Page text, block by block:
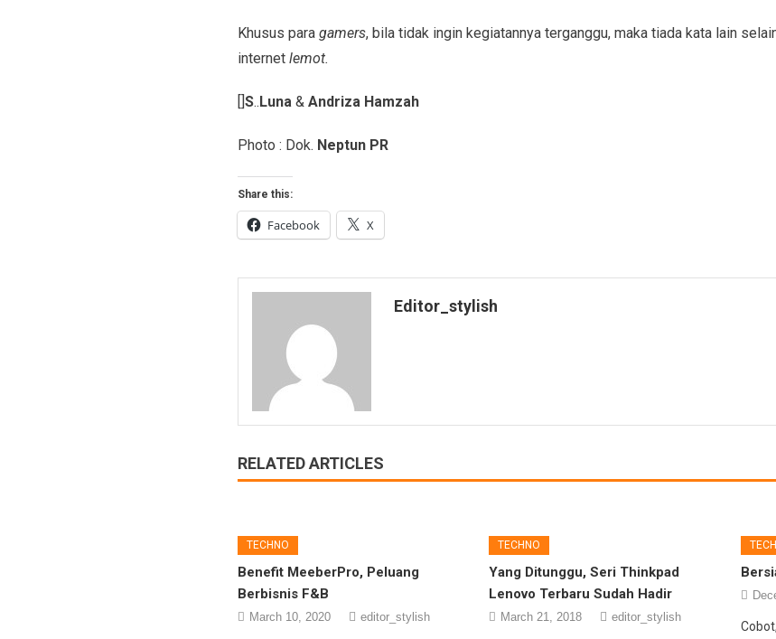
Khusus para gamers, bila tidak ingin kegiatannya terganggu, maka tiada kata lain
internet lemot.
[]S..Luna & Andriza Hamzah
Photo : Dok. Neptun PR
Share this:
Facebook X
Editor_stylish
RELATED ARTICLES
TECHNO
Benefit MeeberPro, Peluang
Berbisnis F&B
March 10, 2020 editor_stylish
TECHNO
Yang Ditunggu, Seri Thinkpad
Lenovo Terbaru Sudah Hadir
March 21, 2018 editor_stylish